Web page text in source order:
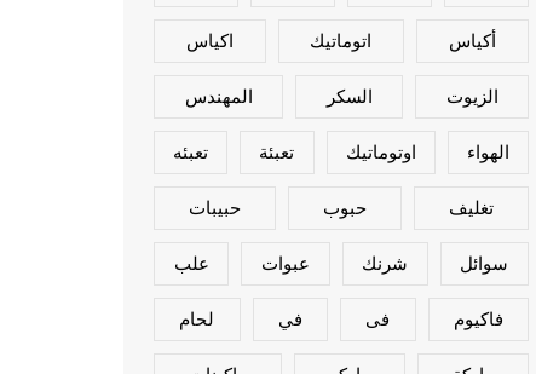
أكياس اتوماتيك اكياس
الزيوت السكر المهندس
الهواء اوتوماتيك تعبئة تعبئه
تغليف حبوب حبيبات
سوائل شرنك عبوات علب
فاكيوم فى في لحام